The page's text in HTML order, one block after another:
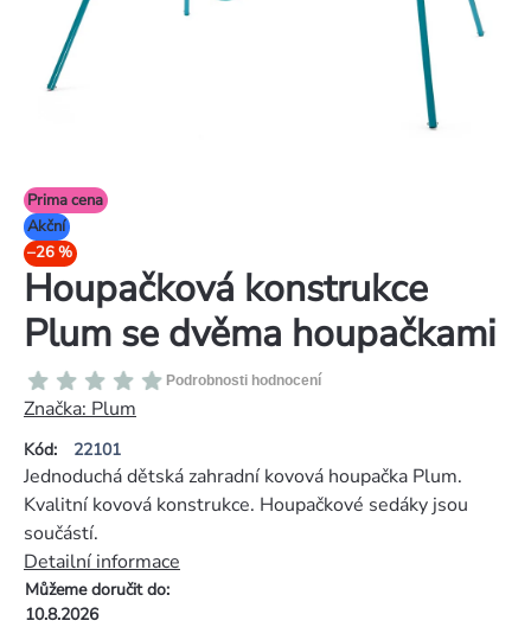
Prima cena
Akční
–26 %
Houpačková konstrukce
Plum se dvěma houpačkami
Kód: 22101
Průměrné
hodnocení
produktu
je
0,0
5
hvězdiček.
Podrobnosti hodnocení
Značka: Plum
Můžeme doručit do:
10.8.2026
Jednoduchá dětská zahradní kovová houpačka Plum.
Kvalitní kovová konstrukce. Houpačkové sedáky jsou
součástí.
Detailní informace